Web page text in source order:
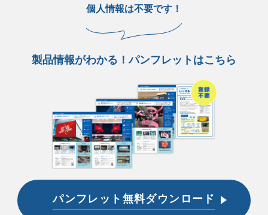
個人情報は不要です！
製品情報がわかる！パンフレットはこちら
パンフレット無料ダウンロード